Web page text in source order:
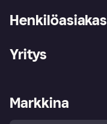
Henkilöasiakas
Ohje
Kirjaudu sisään
Tutustu kauppoihin
Ostajan turva
Yritys
Kirjaudu sisään yrityksenä
Markkina